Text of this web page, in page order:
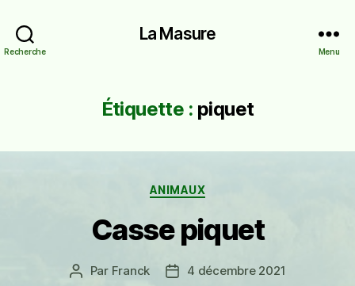
Recherche
La Masure
Menu
Étiquette : piquet
Catégories
ANIMAUX
Casse piquet
Auteur
Par Franck
Date4 décembre 2021